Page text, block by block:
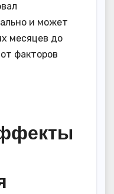
и может
месяцев до
факторов